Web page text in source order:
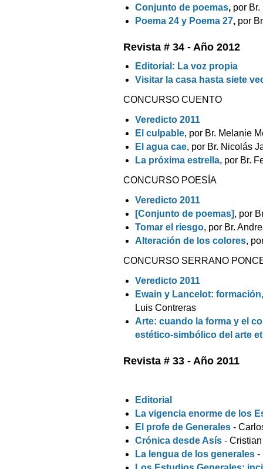
Conjunto de poemas, por
Poema 24 y Poema 27, por
Revista # 34 - Año 2012
Editorial: La voz propia
Visitar la casa hasta siete
CONCURSO CUENTO
Veredicto 2011
El culpable, por Br. Melanie
El agua cae, por Br. Nicolás
La próxima estrella, por Br.
CONCURSO POESÍA
Veredicto 2011
[Conjunto de poemas], por
Tomar el riesgo, por Br.
Alteración de los colores,
CONCURSO SERRANO
Veredicto 2011
Ewain y Lancelot:
Luis Contreras
Arte: cuando la forma y el
estético-simbólico del arte
Revista # 33 - Año 2011
Editorial
La vigencia enorme de los
El profe de Generales -
Crónica desde Asís -
La lengua de los generales -